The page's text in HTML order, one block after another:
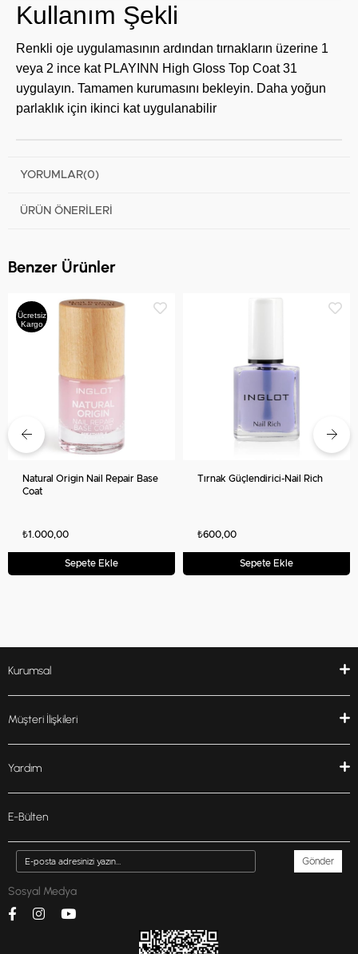
Kullanım Şekli
Renkli oje uygulamasının ardından tırnakların üzerine 1
veya 2 ince kat PLAYINN High Gloss Top Coat 31
uygulayın. Tamamen kurumasını bekleyin. Daha yoğun
parlaklık için ikinci kat uygulanabilir
YORUMLAR(0)
ÜRÜN ÖNERILERI
Benzer Ürünler
Ücretsiz
Kargo
Natural Origin Nail Repair Base
Coat
₺1.000,00
Sepete Ekle
Tırnak Güçlendirici-Nail Rich
₺600,00
Sepete Ekle
Kurumsal
Müşteri İlişkileri
Yardım
E-Bülten
Gönder
Sosyal Medya